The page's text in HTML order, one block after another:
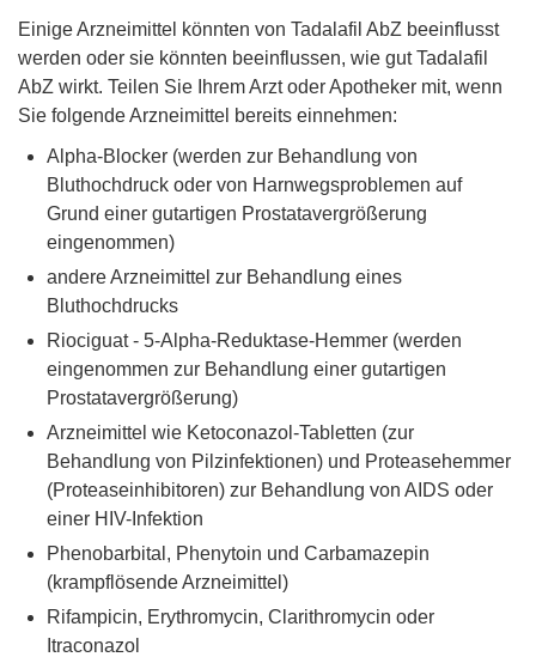
Einige Arzneimittel könnten von Tadalafil AbZ beeinflusst
werden oder sie könnten beeinflussen, wie gut Tadalafil
AbZ wirkt. Teilen Sie Ihrem Arzt oder Apotheker mit, wenn
Sie folgende Arzneimittel bereits einnehmen:
Alpha-Blocker (werden zur Behandlung von
Bluthochdruck oder von Harnwegsproblemen auf
Grund einer gutartigen Prostatavergrößerung
eingenommen)
andere Arzneimittel zur Behandlung eines
Bluthochdrucks
Riociguat - 5-Alpha-Reduktase-Hemmer (werden
eingenommen zur Behandlung einer gutartigen
Prostatavergrößerung)
Arzneimittel wie Ketoconazol-Tabletten (zur
Behandlung von Pilzinfektionen) und Proteasehemmer
(Proteaseinhibitoren) zur Behandlung von AIDS oder
einer HIV-Infektion
Phenobarbital, Phenytoin und Carbamazepin
(krampflösende Arzneimittel)
Rifampicin, Erythromycin, Clarithromycin oder
Itraconazol